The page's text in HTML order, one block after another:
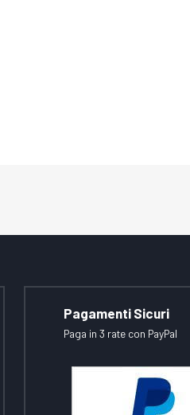
Pagamenti Sicuri
Paga in 3 rate con PayPal